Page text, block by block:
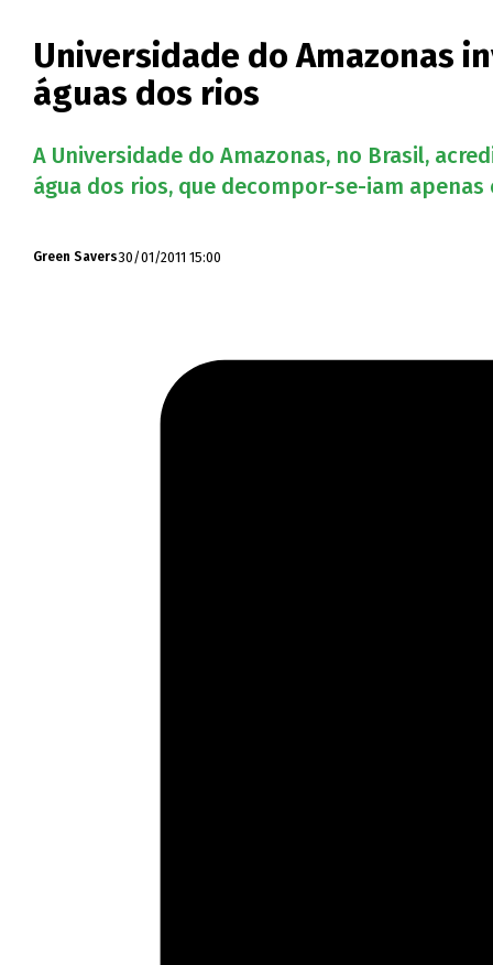
Universidade do Amazonas
águas dos rios
A Universidade do Amazonas, no Brasil,
água dos rios, que decompor-se-iam apenas
Green Savers30/01/2011 15:00